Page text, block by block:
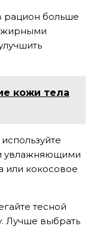
рацион больше
жирными
кожи тела
увлажняющими
или кокосовое
тесной
Лучше выбрать